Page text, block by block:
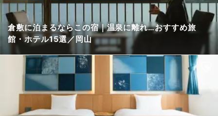
倉敷に泊まるならこの宿｜温泉に離れ…おすすめ旅
館・ホテル15選／岡山